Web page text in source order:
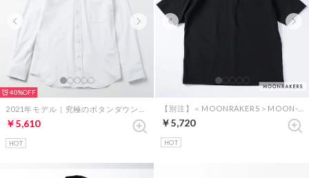
40%
￥5,610
HOT
￥5,720
HOT